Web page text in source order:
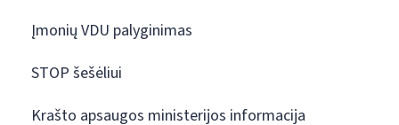
Įmonių VDU palyginimas
STOP šešėliui
Krašto apsaugos ministerijos informacija